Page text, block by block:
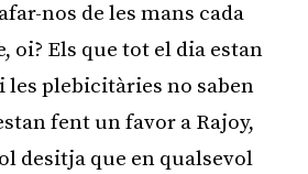
nos de les mans cada
oi? Els que tot el dia estan
les plebicitàries no saben
fent un favor a Rajoy,
desitja que en qualsevol